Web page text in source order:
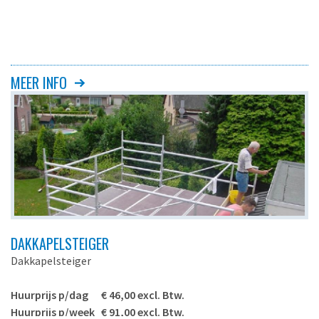
MEER INFO
DAKKAPELSTEIGER
Dakkapelsteiger
Huurprijs p/dag € 46,00 excl. Btw.
Huurprijs p/week € 91,00 excl. Btw.